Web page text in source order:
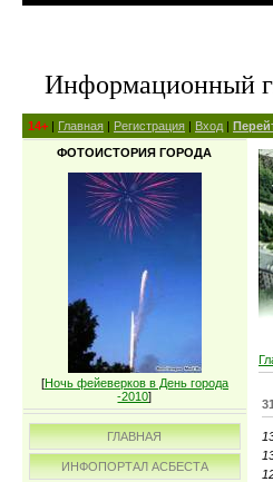
Информационный
14+ | Главная | Регистрация | Вход |
ФОТОИСТОРИЯ ГОРОДА
[Ночь фейеверков в День города
-2010]
ГЛАВНАЯ
ИНФОПОРТАЛ АСБЕСТА